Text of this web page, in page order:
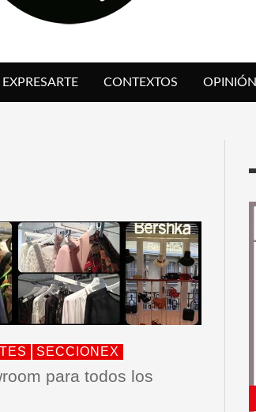
EXPRESARTE CONTEXTOS OPINIÓN
SECCIONEX
para todos los